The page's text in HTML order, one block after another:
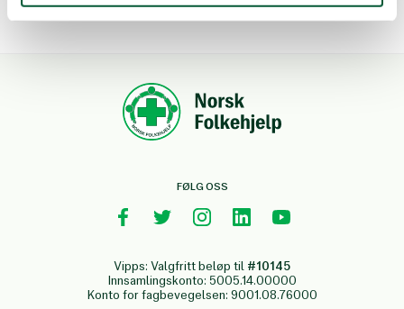
FØLG OSS
Vipps: Valgfritt beløp til #10145
Innsamlingskonto: 5005.14.00000
Konto for fagbevegelsen: 9001.08.76000